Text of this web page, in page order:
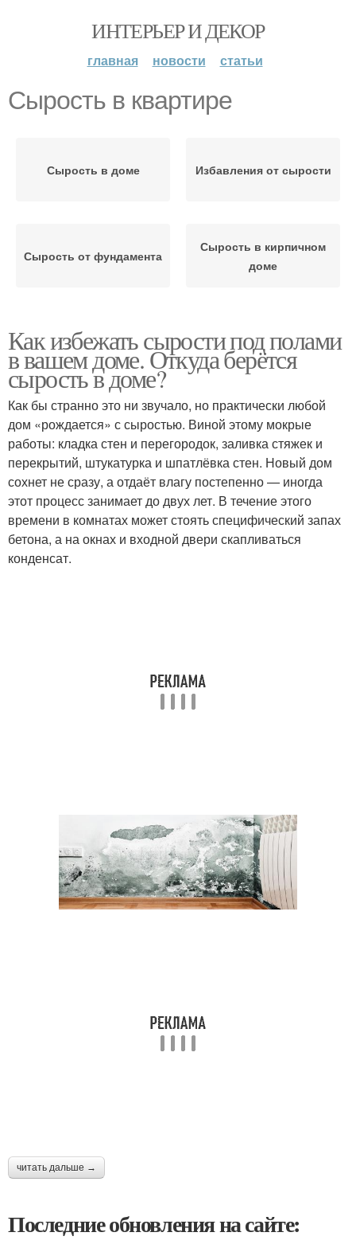
ИНТЕРЬЕР И ДЕКОР
главная новости статьи
Сырость в квартире
Сырость в доме Избавления от сырости
Сырость от фундамента
Сырость в кирпичном
доме
Как избежать сырости под полами
в вашем доме. Откуда берётся
сырость в доме?
Как бы странно это ни звучало, но практически любой
дом «рождается» с сыростью. Виной этому мокрые
работы: кладка стен и перегородок, заливка стяжек и
перекрытий, штукатурка и шпатлёвка стен. Новый дом
сохнет не сразу, а отдаёт влагу постепенно — иногда
этот процесс занимает до двух лет. В течение этого
времени в комнатах может стоять специфический запах
бетона, а на окнах и входной двери скапливаться
конденсат.
читать дальше →
Последние обновления на сайте: